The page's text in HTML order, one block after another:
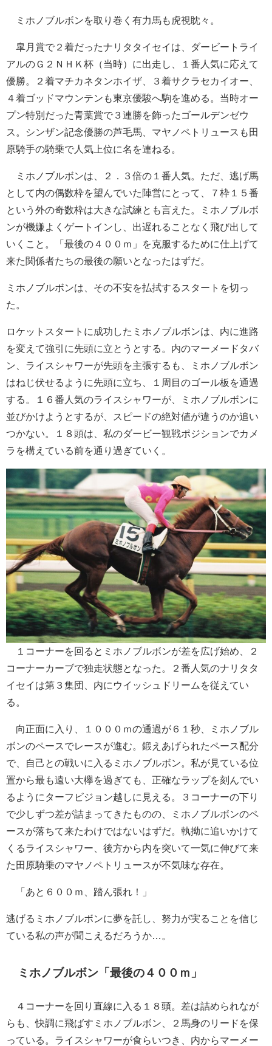
ミホノブルボンを取り巻く有力馬も虎視眈々。
皐月賞で２着だったナリタタイセイは、ダービートライ
アルのＧ２ＮＨＫ杯（当時）に出走し、１番人気に応えて
優勝。２着マチカネタンホイザ、３着サクラセカイオー、
４着ゴッドマウンテンも東京優駿へ駒を進める。当時オー
プン特別だった青葉賞で３連勝を飾ったゴールデンゼウ
ス。シンザン記念優勝の芦毛馬、マヤノペトリュースも田
原騎手の騎乗で人気上位に名を連ねる。
ミホノブルボンは、２．３倍の１番人気。ただ、逃げ馬
として内の偶数枠を望んでいた陣営にとって、７枠１５番
という外の奇数枠は大きな試練とも言えた。ミホノブルボ
ンが機嫌よくゲートインし、出遅れることなく飛び出して
いくこと。「最後の４００ｍ」を克服するために仕上げて
来た関係者たちの最後の願いとなったはずだ。
ミホノブルボンは、その不安を払拭するスタートを切っ
た。
ロケットスタートに成功したミホノブルボンは、内に進路
を変えて強引に先頭に立とうとする。内のマーメードタバ
ン、ライスシャワーが先頭を主張するも、ミホノブルボン
はねじ伏せるように先頭に立ち、１周目のゴール板を通過
する。１６番人気のライスシャワーが、ミホノブルボンに
並びかけようとするが、スピードの絶対値が違うのか追い
つかない。１８頭は、私のダービー観戦ポジションでカメ
ラを構えている前を通り過ぎていく。
１コーナーを回るとミホノブルボンが差を広げ始め、２
コーナーカーブで独走状態となった。２番人気のナリタタ
イセイは第３集団、内にウイッシュドリームを従えてい
る。
向正面に入り、１０００ｍの通過が６１秒、ミホノブル
ボンのペースでレースが進む。鍛えあげられたペース配分
で、自己との戦いに入るミホノブルボン。私が見ている位
置から最も遠い大欅を過ぎても、正確なラップを刻んでい
るようにターフビジョン越しに見える。３コーナーの下り
で少しずつ差が詰まってきたものの、ミホノブルボンのペ
ースが落ちて来たわけではないはずだ。執拗に追いかけて
くるライスシャワー、後方から内を突いて一気に伸びて来
た田原騎乗のマヤノペトリュースが不気味な存在。
「あと６００ｍ、踏ん張れ！」
逃げるミホノブルボンに夢を託し、努力が実ることを信じ
ている私の声が聞こえるだろうか…。
ミホノブルボン「最後の４００ｍ」
４コーナーを回り直線に入る１８頭。差は詰められなが
らも、快調に飛ばすミホノブルボン、２馬身のリードを保
っている。ライスシャワーが食らいつき、内からマーメー